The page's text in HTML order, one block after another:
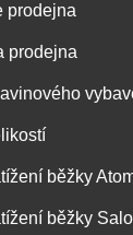
prodejna
prodejna
běžky
běžky